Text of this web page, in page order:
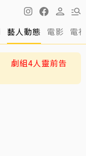
藝人動態 電影 電
劇組4人靈前告